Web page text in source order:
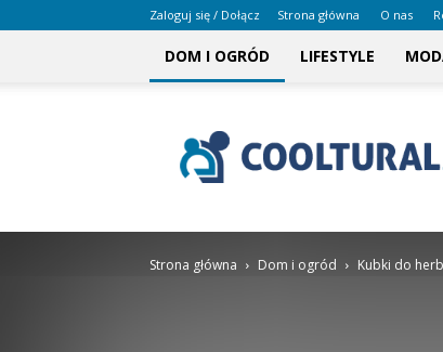
Zaloguj się / Dołącz Strona główna O nas
DOM I OGRÓD LIFESTYLE
Strona główna Dom i ogród Kubki do